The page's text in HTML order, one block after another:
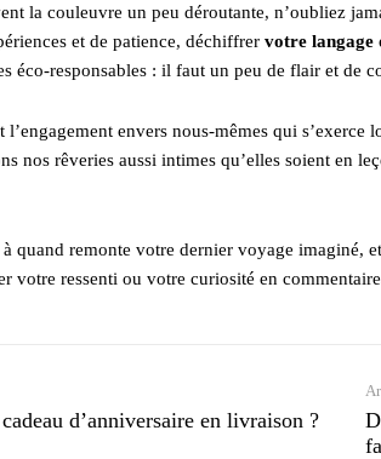
la couleuvre un peu déroutante, n’oubliez
et de patience, déchiffrer votre langage
éco-responsables : il faut un peu de flair et de
l’engagement envers nous-mêmes qui
nos rêveries aussi intimes qu’elles soient en
quand remonte votre dernier voyage imaginé,
votre ressenti ou votre curiosité en
d’anniversaire en livraison ?